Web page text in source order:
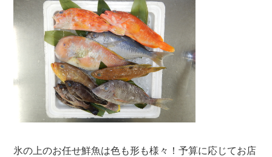
氷の上のお任せ鮮魚は色も形も様々！予算に応じてお店